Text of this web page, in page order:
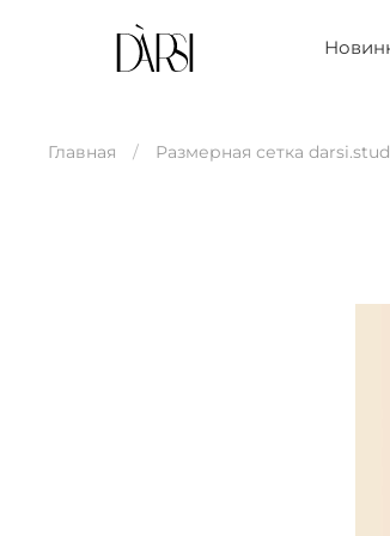
Главная Размерная сетка